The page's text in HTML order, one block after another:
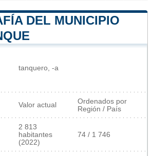
DEL MUNICIPIO
tanquero, -a
Valor actual
Ordenados por
Región / País
2 813
habitantes
(2022)
74 / 1 746